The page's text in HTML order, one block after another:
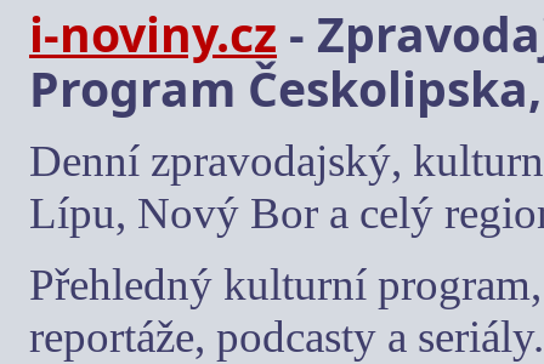
i-noviny.cz -
Program
Denní zpravodajský,
Lípu, Nový Bor a celý
Přehledný kulturní
reportáže, podcasty a seriály.